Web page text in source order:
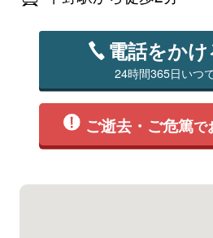
電話をかけ
24時間365日いつ
ご逝去・ご危篤で